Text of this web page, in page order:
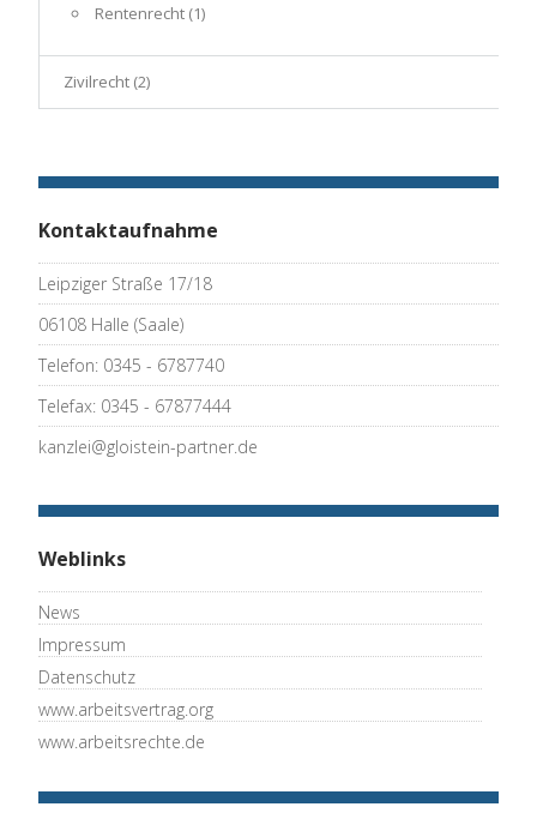
Rentenrecht (1)
Zivilrecht (2)
Kontaktaufnahme
Leipziger Straße 17/18
06108 Halle (Saale)
Telefon: 0345 - 6787740
Telefax: 0345 - 67877444
kanzlei@gloistein-partner.de
Weblinks
News
Impressum
Datenschutz
www.arbeitsvertrag.org
www.arbeitsrechte.de